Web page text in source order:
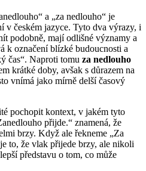
a „za nedlouho“ je
v českém jazyce. Tyto dva výrazy, i
podobně, mají odlišné významy a
k označení blízké budoucnosti a
čas“. Naproti tomu za nedlouho
krátké doby, avšak s důrazem na
vnímá jako mírně delší časový
pochopit kontext, v jakém tyto
přijde.“ znamená, že
brzy. Když ale řekneme „Za
to, že vlak přijede brzy, ale nikoli
představu o tom, co může